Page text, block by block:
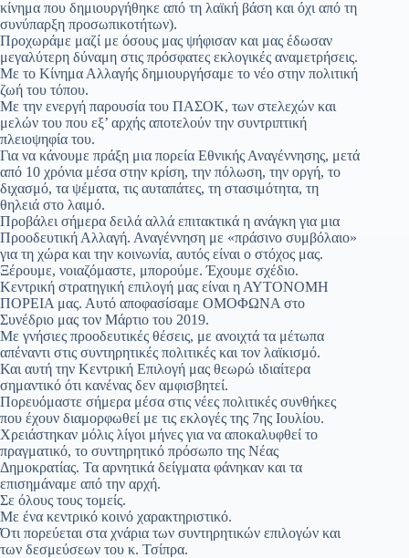
κίνημα που δημιουργήθηκε από τη λαϊκή βάση και όχι από τη
συνύπαρξη προσωπικοτήτων).
Προχωράμε μαζί με όσους μας ψήφισαν και μας έδωσαν
μεγαλύτερη δύναμη στις πρόσφατες εκλογικές αναμετρήσεις.
Με το Κίνημα Αλλαγής δημιουργήσαμε το νέο στην πολιτική
ζωή του τόπου.
Με την ενεργή παρουσία του ΠΑΣΟΚ, των στελεχών και
μελών του που εξ’ αρχής αποτελούν την συντριπτική
πλειοψηφία του.
Για να κάνουμε πράξη μια πορεία Εθνικής Αναγέννησης, μετά
από 10 χρόνια μέσα στην κρίση, την πόλωση, την οργή, το
διχασμό, τα ψέματα, τις αυταπάτες, τη στασιμότητα, τη
θηλειά στο λαιμό.
Προβάλει σήμερα δειλά αλλά επιτακτικά η ανάγκη για μια
Προοδευτική Αλλαγή. Αναγέννηση με «πράσινο συμβόλαιο»
για τη χώρα και την κοινωνία, αυτός είναι ο στόχος μας.
Ξέρουμε, νοιαζόμαστε, μπορούμε. Έχουμε σχέδιο.
Κεντρική στρατηγική επιλογή μας είναι η ΑΥΤΟΝΟΜΗ
ΠΟΡΕΙΑ μας. Αυτό αποφασίσαμε ΟΜΟΦΩΝΑ στο
Συνέδριο μας τον Μάρτιο του 2019.
Με γνήσιες προοδευτικές θέσεις, με ανοιχτά τα μέτωπα
απέναντι στις συντηρητικές πολιτικές και τον λαϊκισμό.
Και αυτή την Κεντρική Επιλογή μας θεωρώ ιδιαίτερα
σημαντικό ότι κανένας δεν αμφισβητεί.
Πορευόμαστε σήμερα μέσα στις νέες πολιτικές συνθήκες
που έχουν διαμορφωθεί με τις εκλογές της 7ης Ιουλίου.
Χρειάστηκαν μόλις λίγοι μήνες για να αποκαλυφθεί το
πραγματικό, το συντηρητικό πρόσωπο της Νέας
Δημοκρατίας. Τα αρνητικά δείγματα φάνηκαν και τα
επισημάναμε από την αρχή.
Σε όλους τους τομείς.
Με ένα κεντρικό κοινό χαρακτηριστικό.
Ότι πορεύεται στα χνάρια των συντηρητικών επιλογών και
των δεσμεύσεων του κ. Τσίπρα.